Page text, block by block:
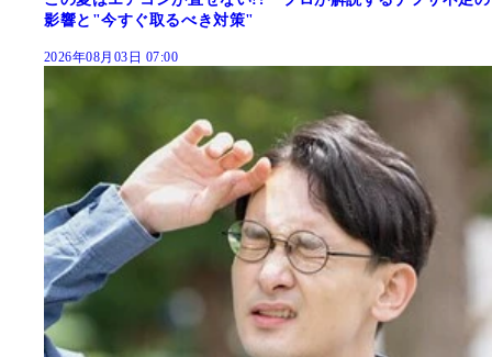
影響と"今すぐ取るべき対策"
2026年08月03日 07:00